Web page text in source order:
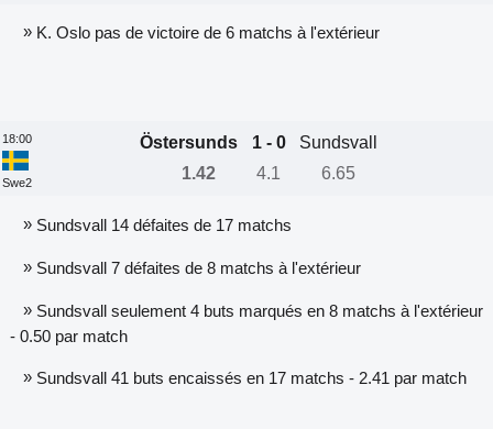
»K. Oslo pas de victoire de 6 matchs à l'extérieur
18:00
Swe2
Östersunds 1 - 0
Sundsvall
1.42
4.1 6.65
»Sundsvall 14 défaites de 17 matchs
»Sundsvall 7 défaites de 8 matchs à l'extérieur
»Sundsvall seulement 4 buts marqués en 8 matchs à l'extérieur
- 0.50 par match
»Sundsvall 41 buts encaissés en 17 matchs - 2.41 par match